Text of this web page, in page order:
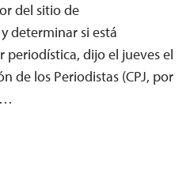
del sitio de
determinar si está
periodística, dijo el jueves el
de los Periodistas (CPJ, por